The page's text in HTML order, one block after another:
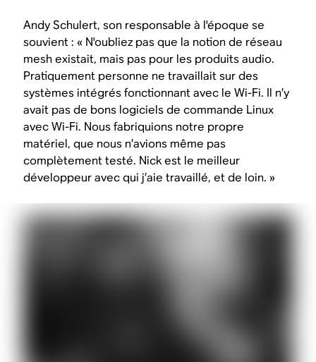
Andy Schulert, son responsable à l'époque se
souvient : « N'oubliez pas que la notion de réseau
mesh existait, mais pas pour les produits audio.
Pratiquement personne ne travaillait sur des
systèmes intégrés fonctionnant avec le Wi-Fi. Il n’y
avait pas de bons logiciels de commande Linux
avec Wi-Fi. Nous fabriquions notre propre
matériel, que nous n’avions même pas
complètement testé. Nick est le meilleur
développeur avec qui j’aie travaillé, et de loin. »